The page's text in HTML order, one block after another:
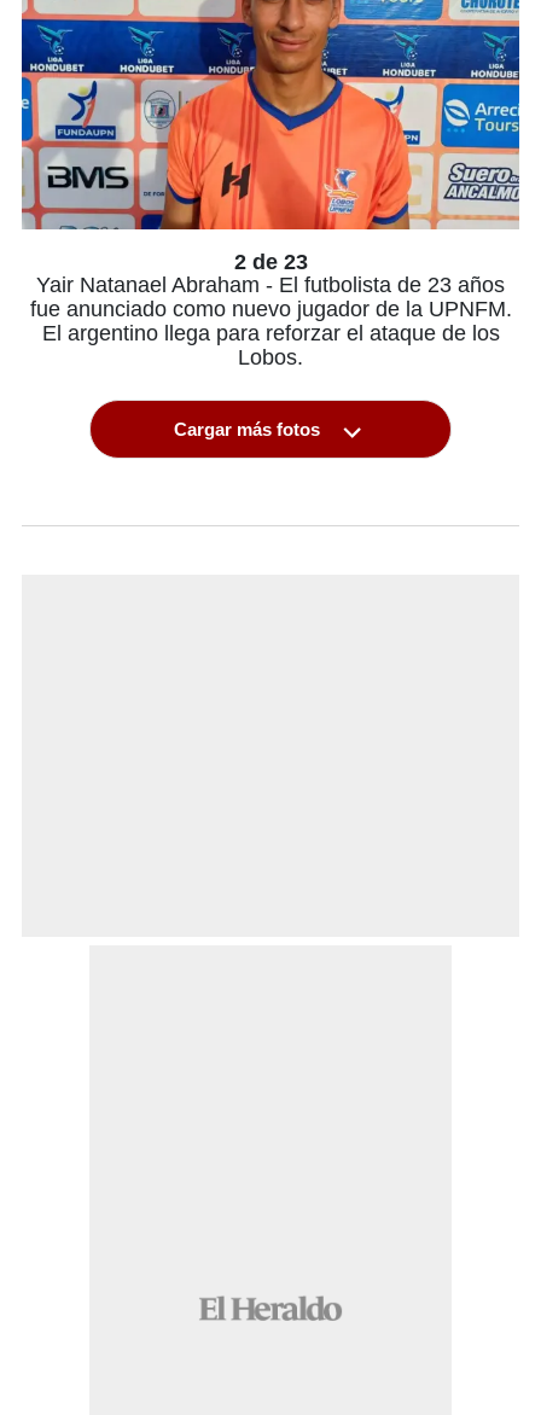
2 de 23
Yair Natanael Abraham - El futbolista de 23 años
fue anunciado como nuevo jugador de la UPNFM.
El argentino llega para reforzar el ataque de los
Lobos.
Cargar más fotos